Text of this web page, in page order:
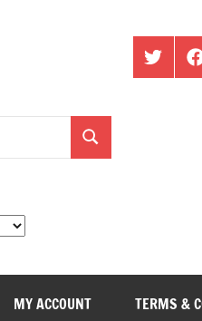
Search
ట్విట్టర్
ఫేస్
MY ACCOUNT TERMS &